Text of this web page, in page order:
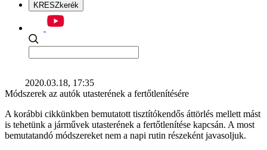
KRESZkerék
2020.03.18, 17:35
Módszerek az autók utasterének a fertőtlenítésére
A korábbi cikkünkben bemutatott tisztítókendős áttörlés mellett mást
is tehetünk a járművek utasterének a fertőtlenítése kapcsán. A most
bemutatandó módszereket nem a napi rutin részeként javasoljuk.